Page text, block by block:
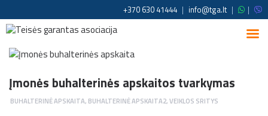
+370 630 41444 | info@tga.lt | |
Įmonės buhalterinės apskaitos tvarkymas
BUHALTERINĖ APSKAITA, BUHALTERINĖ APSKAITA2,VEIKLOS SRITYS